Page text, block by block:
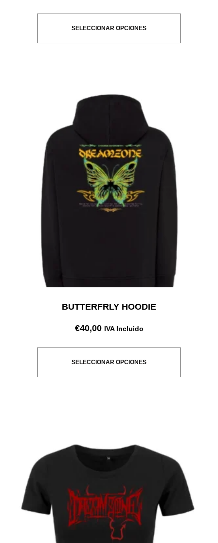
SELECCIONAR OPCIONES
BUTTERFRLY HOODIE
€40,00 IVA Incluido
SELECCIONAR OPCIONES